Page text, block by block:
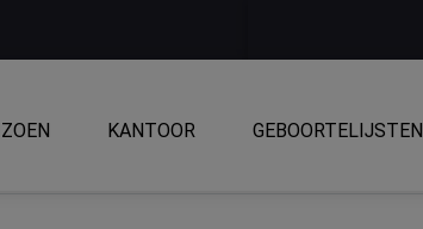
KANTOOR GEBOORTELIJSTEN